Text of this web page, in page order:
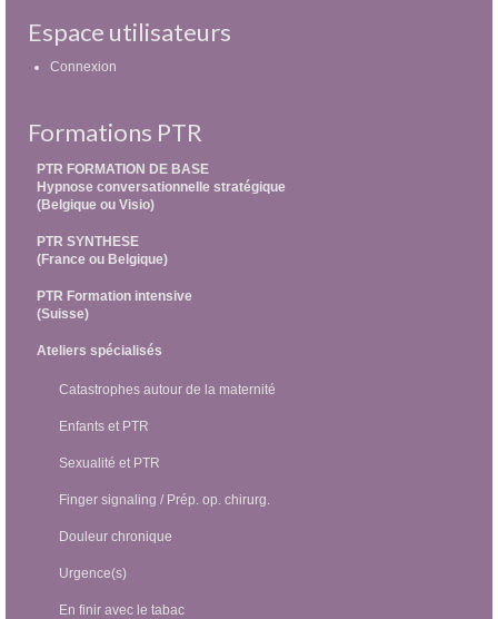
Espace utilisateurs
Connexion
Formations PTR
PTR FORMATION DE BASE
Hypnose conversationnelle stratégique
(Belgique ou Visio)
PTR SYNTHESE
(France ou Belgique)
PTR Formation intensive
(Suisse)
Ateliers spécialisés
Catastrophes autour de la maternité
Enfants et PTR
Sexualité et PTR
Finger signaling / Prép. op. chirurg.
Douleur chronique
Urgence(s)
En finir avec le tabac